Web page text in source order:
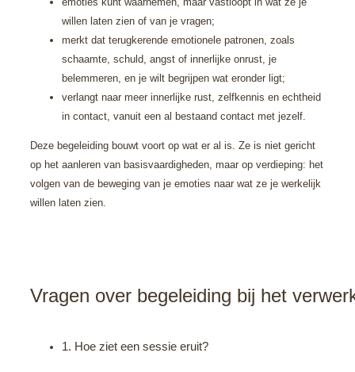
willen laten zien of van je vragen;
merkt dat terugkerende emotionele patronen, zoals
schaamte, schuld, angst of innerlijke onrust, je
belemmeren, en je wilt begrijpen wat eronder ligt;
verlangt naar meer innerlijke rust, zelfkennis en echtheid
in contact, vanuit een al bestaand contact met jezelf.
Deze begeleiding bouwt voort op wat er al is. Ze is niet gericht
op het aanleren van basisvaardigheden, maar op verdieping: het
volgen van de beweging van je emoties naar wat ze je werkelijk
willen laten zien.
Vragen over begeleiding bij het
1. Hoe ziet een sessie eruit?